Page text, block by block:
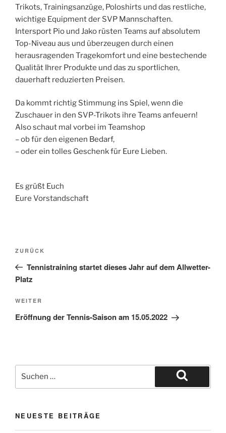
Trikots, Trainingsanzüge, Poloshirts und das restliche,
wichtige Equipment der SVP Mannschaften.
Intersport Pio und Jako rüsten Teams auf absolutem
Top-Niveau aus und überzeugen durch einen
herausragenden Tragekomfort und eine bestechende
Qualität Ihrer Produkte und das zu sportlichen,
dauerhaft reduzierten Preisen.
Da kommt richtig Stimmung ins Spiel, wenn die
Zuschauer in den SVP-Trikots ihre Teams anfeuern!
Also schaut mal vorbei im Teamshop
– ob für den eigenen Bedarf,
– oder ein tolles Geschenk für Eure Lieben.
Es grüßt Euch
Eure Vorstandschaft
ZURÜCK
Tennistraining startet dieses Jahr auf dem Allwetter-
Platz
WEITER
Eröffnung der Tennis-Saison am 15.05.2022
NEUESTE BEITRÄGE